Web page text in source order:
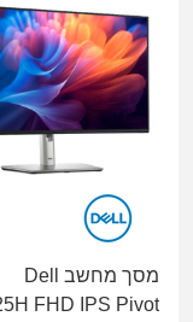
מסך מחשב Dell
FHD IPS Pivot